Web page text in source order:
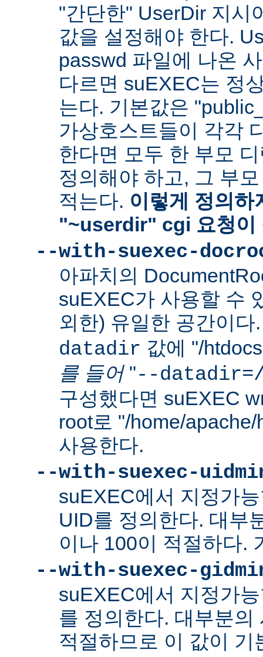
"간단한" UserDir 지시
값을 설정해야 한다.
passwd 파일에 나온
다르면 suEXEC는 정
는다. 기본값은
가상호스트들이 각각
한다면 모두 한 부모
정의해야 하고, 그 부
적는다. 이렇게 정의하
"~userdir" cgi 요청이
--with-suexec-
아파치의
suEXEC가 사용할 수
외한) 유일한 공간이
datadir 값에 "/
를 들어"--datadir=/
구성했다면 suEXEC
root로 "/home/
사용한다.
--with-suexec-
suEXEC에서 지정가
UID를 정의한다. 대부
이나 100이 적절하다.
--with-suexec-
suEXEC에서 지정가
를 정의한다. 대부분의
적절하므로 이 값이 기